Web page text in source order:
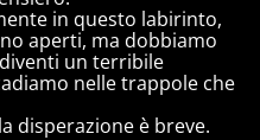
in questo labirinto,
aperti, ma dobbiamo
un terribile
nelle trappole che
disperazione è breve.